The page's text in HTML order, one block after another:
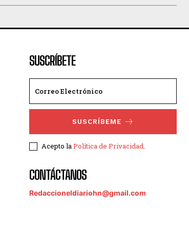
SUSCRÍBETE
SUSCRÍBEME
Acepto laPolítica de Privacidad.
CONTÁCTANOS
Redaccioneldiariohn@gmail.com